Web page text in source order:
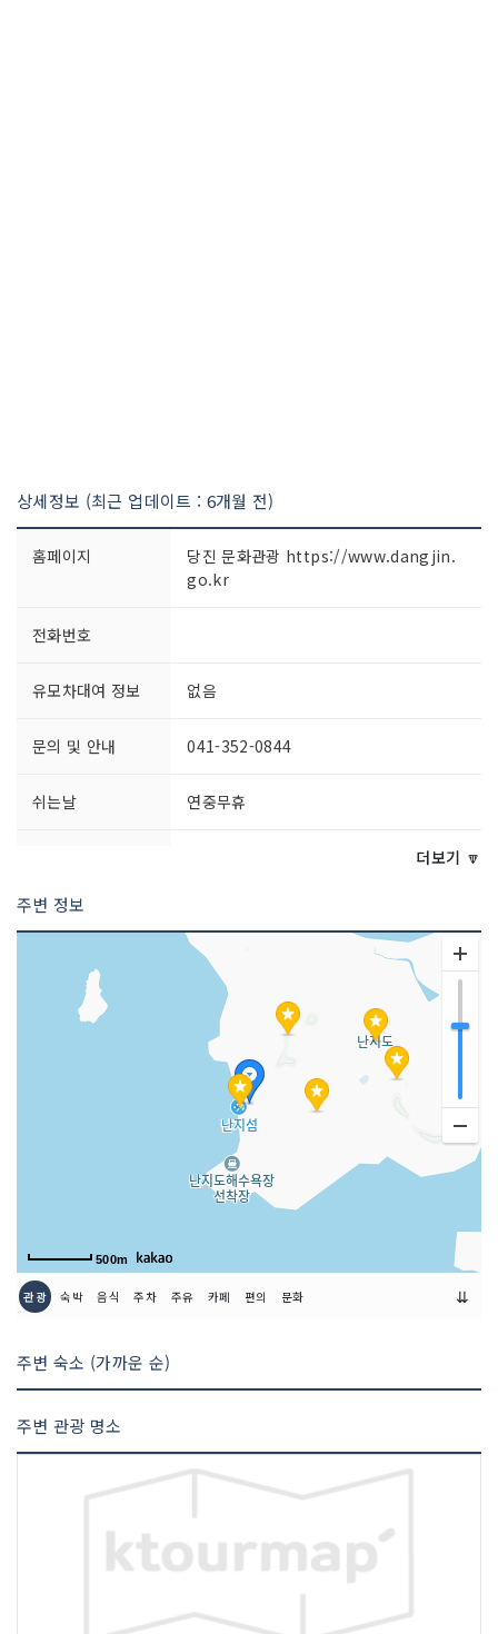
상세정보 (최근 업데이트 : 6개월 전)
홈페이지
당진 문화관광 https://www.dangjin.
go.kr
전화번호
유모차대여 정보 없음
문의 및 안내 041-352-0844
쉬는날 연중무휴
더보기 🔽
주변 정보
500m
관광 숙박 음식 주차 주유 카페 편의 문화 ⇊
주변 숙소 (가까운 순)
주변 관광 명소